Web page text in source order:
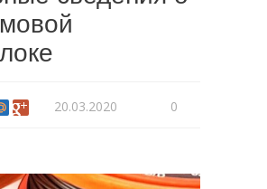
20.03.2020 0